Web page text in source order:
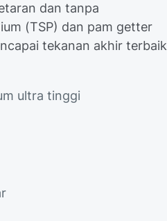
dan tanpa
(TSP) dan pam getter
tekanan akhir terbaik
ultra tinggi